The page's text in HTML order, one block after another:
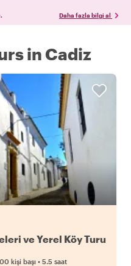
Daha fazla bilgi al
in Cadiz
ve Yerel Köy Turu
kişi başı • 5.5 saat